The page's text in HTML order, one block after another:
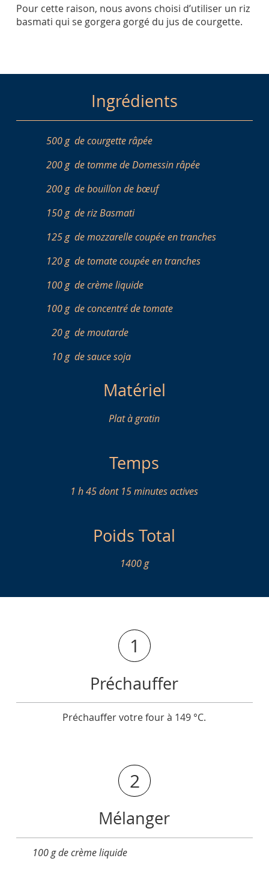
Pour cette raison, nous avons choisi d’utiliser un riz
basmati qui se gorgera gorgé du jus de courgette.
Ingrédients
500 g de courgette râpée
200 g de tomme de Domessin râpée
200 g de bouillon de bœuf
150 g de riz Basmati
125 g de mozzarelle coupée en tranches
120 g de tomate coupée en tranches
100 g de crème liquide
100 g de concentré de tomate
20 g de moutarde
10 g de sauce soja
Matériel
Plat à gratin
Temps
1 h 45 dont 15 minutes actives
Poids Total
1400 g
1
Préchauffer
Préchauffer votre four à 149 °C.
2
Mélanger
100 g de crème liquide